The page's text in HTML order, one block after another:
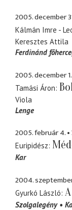
2005. december
Kálmán Imre -
Keresztes Attila
Ferdinánd
2005. december 1.
Tamási Áron
Viola
Lenge
2005. február 4.
Euripidész
Kar
2004.
Gyurkó László
Szolgalegény